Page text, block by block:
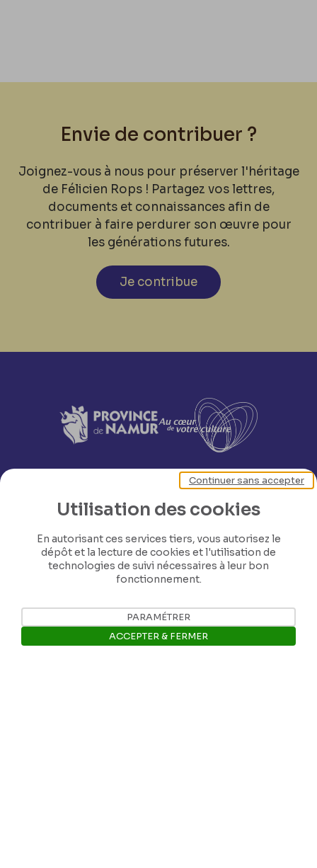
Envie de contribuer ?
Joignez-vous à nous pour préserver l'héritage
de Félicien Rops ! Partagez vos lettres,
documents et connaissances afin de
contribuer à faire perdurer son œuvre pour
les générations futures.
Je contribue
Nos coordonnées
Utilisation des cookies
En autorisant ces services tiers, vous autorisez le
dépôt et la lecture de cookies et l'utilisation de
technologies de suivi nécessaires à leur bon
fonctionnement.
Continuer sans accepter
PARAMÉTRER
ACCEPTER & FERMER